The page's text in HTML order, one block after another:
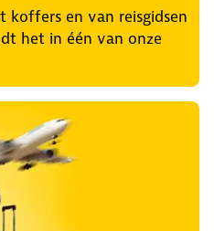
koffers en van reisgidsen
het in één van onze